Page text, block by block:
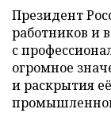
Президент
работников и
с
огромное
и раскрытия